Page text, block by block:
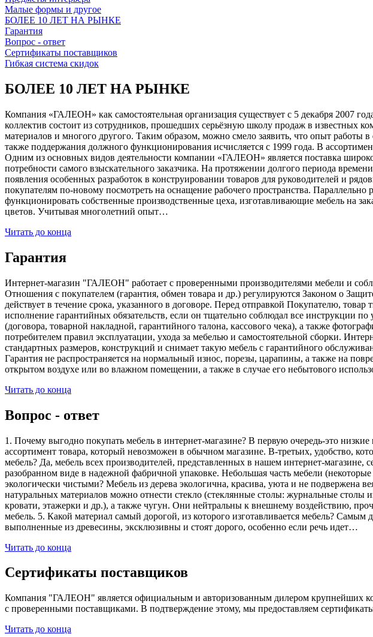
Малые формы и другое
БОЛЕЕ 10 ЛЕТ НА РЫНКЕ
Гарантия
Вопрос - ответ
Сертификаты поставщиков
Гибкая система скидок
БОЛЕЕ 10 ЛЕТ НА РЫНКЕ
Компания «ГАЛЕОН» как самостоятельная организация существует с 5 декабря 2007
коллектив состоит из сотрудников, прошедших серьёзную школу продаж в известных
материалов и многого другого. Таким образом, можно смело заявить, что опыт
также поддержания должного функционирования исчисляется с 1999 года. В
Одним из основных видов деятельности компании «ГАЛЕОН» является поставка
потребности самого взыскательного заказчика. На протяжении долгого периода
появления особенных разработок в конструировании товаров для руководителей и
покупателям по-новому посмотреть на оснащение рабочего пространства.
функционировать собственные производственные цеха, изготавливающие мебель на
цветов. Учитывая многолетний опыт…
Читать до конца
Гарантия
Интернет-магазин "ГАЛЕОН" работает с проверенными производителями мебели и
Отношения с покупателем (гарантия, обмен товара и др.) регулируются Законом о
действует в течение срока, указанного в договоре. Перед отправкой Покупателю,
исполнение гарантийных обязательств, если он тщательно соблюдал все инструкции
(договора, товарной накладной, гарантийного талона, кассового чека), а также
потребителем правил эксплуатации, ухода за мебелью и самостоятельной сборки.
стандартных размеров, конструкций и снимает такую мебель с гарантийного
Гарантия не распространяется на нормальный износ, порезы, царапины, а также на
открытом воздухе или во влажном помещении, а также в случае его небытового
Читать до конца
Вопрос - ответ
1. Почему выгодно покупать мебель в интернет-магазине? В первую очередь-это
ассортимент товара, который невозможен в обычном магазине. В-третьих, удобство,
мебель? Да, мебель всех производителей, представленных в нашем интернет-магазине,
разобранном виде в надежной фабричной упаковке. Небольшая часть мебели
экологически чистыми? Мебель из дерева экологична, красива, уюта и не подвержена
натуральных материалов можно отнести стекло (стеклянные столы: журнальные столы
кровати, этажерки и др.), а также чугун. Они нейтральны к внешнему воздействию,
мебель. 5. Какой материал самый дорогой, из которого изготавливается мебель?
выполненные из древесины, эксклюзивны и стоят дорого, особенно если речь идет…
Читать до конца
Сертификаты поставщиков
Компания "ГАЛЕОН" является официальным и авторизованным дилером крупнейших
с проверенными поставщиками. В подтверждение этому, мы предоставляем
Читать до конца